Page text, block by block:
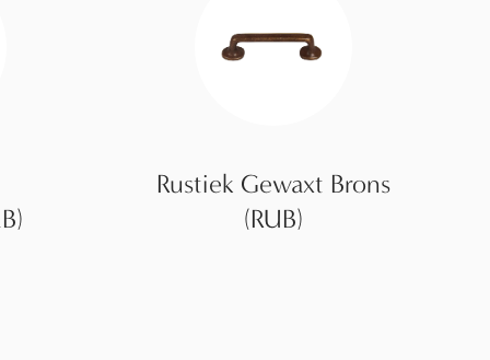
Rustiek Gewaxt Brons
(RUB)